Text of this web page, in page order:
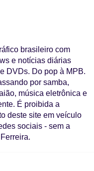
brasileiro com
e notícias diárias
DVDs. Do pop à MPB.
por samba,
música eletrônica e
É proibida a
deste site em veículo
sociais - sem a